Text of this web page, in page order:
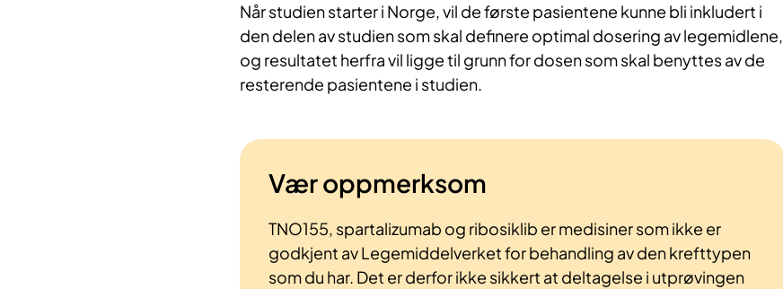
Når studien starter i Norge, vil de første pasientene kunne bli inkludert i
den delen av studien som skal definere optimal dosering av legemidlene,
og resultatet herfra vil ligge til grunn for dosen som skal benyttes av de
resterende pasientene i studien.
Vær oppmerksom
TNO155, spartalizumab og ribosiklib er medisiner som ikke er
godkjent av Legemiddelverket for behandling av den krefttypen
som du har. Det er derfor ikke sikkert at deltagelse i utprøvingen